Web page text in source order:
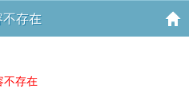
不存在
不存在